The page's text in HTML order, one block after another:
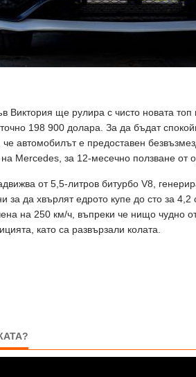
Виктория ще рулира с чисто новата
198 900 долара. За да бъдат
че автомобилът е предоставен
на Mercedes, за 12-месечно ползване от
от 5,5-литров битурбо V8,
за да хвърлят едрото купе до сто за
на 250 км/ч, въпреки че нищо чудно
като са развързали колата.